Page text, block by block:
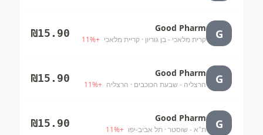
G
Good Pharm
קרית מלאכי - בן גוריון · קריית מלאכי +
11%
₪15.90
G
Good Pharm
הרצליה - שבעת הכוכבים · הרצליה +
11%
₪15.90
G
Good Pharm
ת"א - שוסטר · תל אביב-יפו +
11%
₪15.90